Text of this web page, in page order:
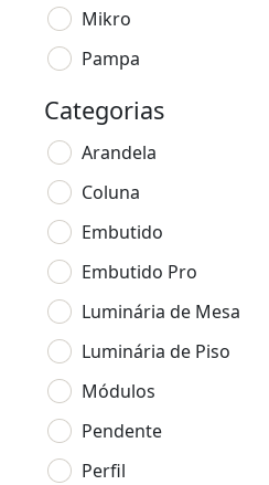
Mikro
Pampa
Categorias
Arandela
Coluna
Embutido
Embutido Pro
Luminária de Mesa
Luminária de Piso
Módulos
Pendente
Perfil